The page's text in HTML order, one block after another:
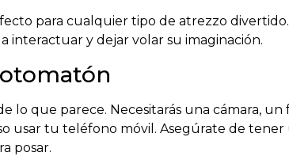
para cualquier tipo de atrezzo
interactuar y dejar volar su imaginación.
lo que parece. Necesitarás una cámara,
usar tu teléfono móvil. Asegúrate de
posar.